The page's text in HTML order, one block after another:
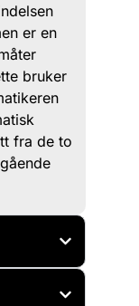
er en
bruker
fra de to